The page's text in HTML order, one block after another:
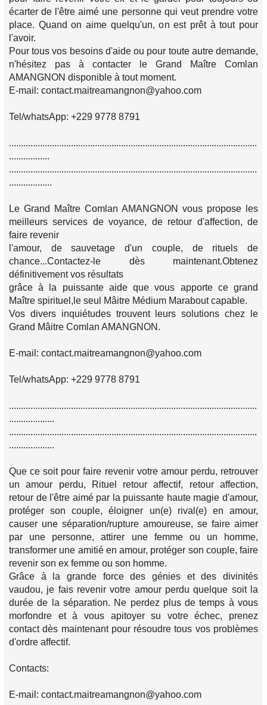
écarter de l'être aimé une personne qui veut prendre votre
place. Quand on aime quelqu'un, on est prêt à tout pour
l'avoir.
Pour tous vos besoins d'aide ou pour toute autre demande,
n'hésitez pas à contacter le Grand Maître Comlan
AMANGNON disponible à tout moment.
E-mail: contact.maitreamangnon@yahoo.com
Tel/whatsApp: +229 9778 8791
........................................................................................................
.................
........................................................................................................
..................
Le Grand Maître Comlan AMANGNON vous propose les
meilleurs services de voyance, de retour d'affection, de
faire revenir
l'amour, de sauvetage d'un couple, de rituels de
chance...Contactez-le dès maintenant.Obtenez
définitivement vos résultats
grâce à la puissante aide que vous apporte ce grand
Maître spirituel,le seul Mâitre Médium Marabout capable.
Vos divers inquiétudes trouvent leurs solutions chez le
Grand Mâitre Comlan AMANGNON.
E-mail: contact.maitreamangnon@yahoo.com
Tel/whatsApp: +229 9778 8791
........................................................................................................
...................
........................................................................................................
...................
Que ce soit pour faire revenir votre amour perdu, retrouver
un amour perdu, Rituel retour affectif, retour affection,
retour de l'être aimé par la puissante haute magie d'amour,
protéger son couple, éloigner un(e) rival(e) en amour,
causer une séparation/rupture amoureuse, se faire aimer
par une personne, attirer une femme ou un homme,
transformer une amitié en amour, protéger son couple, faire
revenir son ex femme ou son homme.
Grâce à la grande force des génies et des divinités
vaudou, je fais revenir votre amour perdu quelque soit la
durée de la séparation. Ne perdez plus de temps à vous
morfondre et à vous apitoyer su votre échec, prenez
contact dès maintenant pour résoudre tous vos problèmes
d'ordre affectif.
Contacts:
E-mail: contact.maitreamangnon@yahoo.com